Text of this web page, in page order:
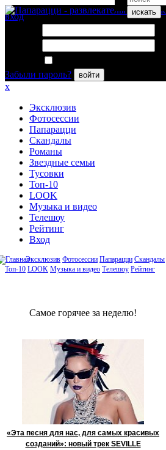
искать
вход
Забыли пароль?
войти
x
Эксклюзив
Фотосессии
Папарацци
Скандалы
Романы
Звездные семьи
Тусовки
Топ-10
LOOK
Музыка и видео
Телешоу
Рейтинг
Вход
Эксклюзив Фотосессии Папарацци Скандалы
Топ-10 LOOK Музыка и видео Телешоу Рейтинг
Сaмое гoрячее за неделю!
«Эта песня для нас, для самых красивых
созданий»: новый трек SEVILLE